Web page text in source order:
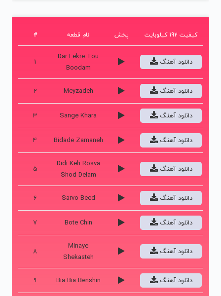
# نام قطعه پخش کیفیت 192 کیلوبایت
1
Dar Fekre Tou
Boodam
دانلود آهنگ
2 Meyzadeh دانلود آهنگ
3 Sange Khara دانلود آهنگ
4 Bidade Zamaneh دانلود آهنگ
5
Didi Keh Rosva
Shod Delam
دانلود آهنگ
6 Sarvo Beed دانلود آهنگ
7 Bote Chin دانلود آهنگ
8
Minaye
Shekasteh
دانلود آهنگ
9 Bia Bia Benshin دانلود آهنگ